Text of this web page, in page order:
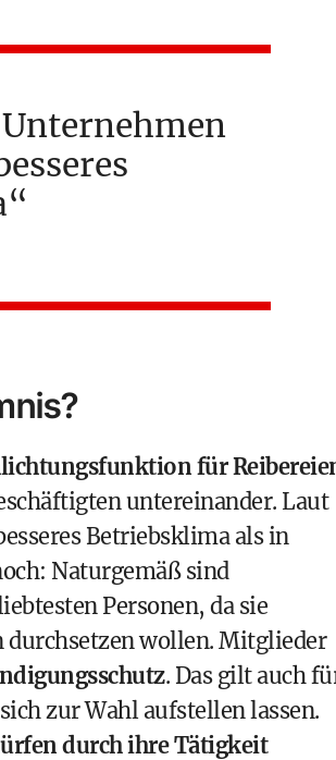
für
untereinander. Laut
Betriebsklima als in
Naturgemäß sind
Personen, da sie
durchsetzen wollen. Mitglieder
. Das gilt auch
zur Wahl aufstellen lassen.
durch ihre Tätigkeit